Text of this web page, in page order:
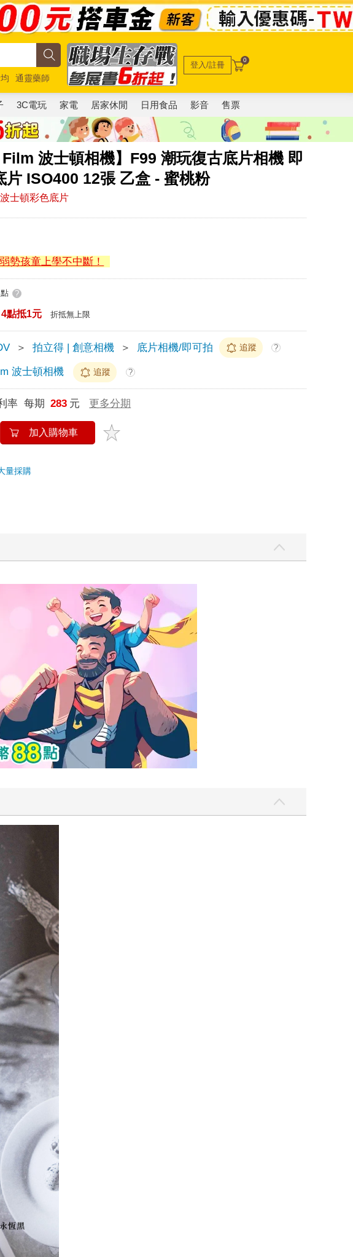
通靈藥師
登入/註冊 0
3C電玩 家電 居家休閒 日用食品 影音 售票
Film 波士頓相機】F99 潮玩復古底片相機 即
片 ISO400 12張 乙盒 - 蜜桃粉
士頓彩色底片
勢孩童上學不中斷！
點 ?
點抵1元 折抵無上限
＞ 拍立得 | 創意相機 ＞ 底片相機/即可拍 追蹤 ?
波士頓相機 追蹤 ?
率 每期 283 元 更多分期
加入購物車
量採購